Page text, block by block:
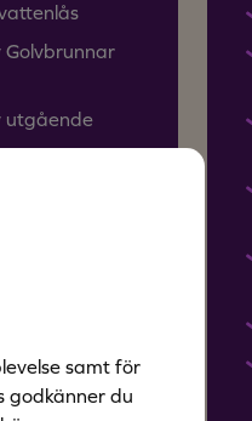
Golvbrunnar
utgående
samt för
godkänner du